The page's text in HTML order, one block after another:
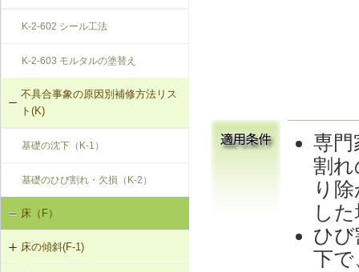
K-2-602 シール工法
K-2-603 モルタルの塗替え
不具合事象の原因別補修方法リス
ト(K)
基礎の沈下（K-1）
基礎のひび割れ・欠損（K-2）
床（F）
床の傾斜(F-1)
専門
割れ
り
し
ひ
下で